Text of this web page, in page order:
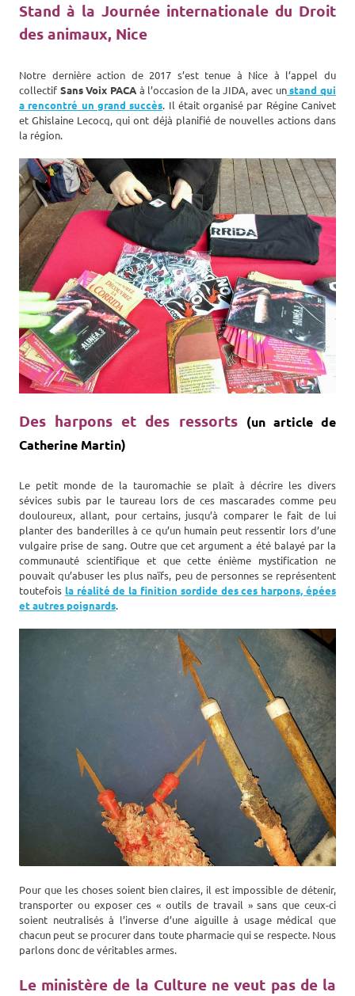
Stand à la Journée internationale du Droit
des animaux, Nice
Notre dernière action de 2017 s’est tenue à Nice à l’appel du
collectif Sans Voix PACA à l’occasion de la JIDA, avec unstand qui
a rencontré un grand succès. Il était organisé par Régine Canivet
et Ghislaine Lecocq, qui ont déjà planifié de nouvelles actions dans
la région.
Des harpons et des ressorts (un article de
Catherine Martin)
Le petit monde de la tauromachie se plaît à décrire les divers
sévices subis par le taureau lors de ces mascarades comme peu
douloureux, allant, pour certains, jusqu’à comparer le fait de lui
planter des banderilles à ce qu’un humain peut ressentir lors d’une
vulgaire prise de sang. Outre que cet argument a été balayé par la
communauté scientifique et que cette énième mystification ne
pouvait qu’abuser les plus naïfs, peu de personnes se représentent
toutefois la réalité de la finition sordide des ces harpons, épées
et autres poignards.
Pour que les choses soient bien claires, il est impossible de détenir,
transporter ou exposer ces « outils de travail » sans que ceux-ci
soient neutralisés à l’inverse d’une aiguille à usage médical que
chacun peut se procurer dans toute pharmacie qui se respecte. Nous
parlons donc de véritables armes.
Le ministère de la Culture ne veut pas de la